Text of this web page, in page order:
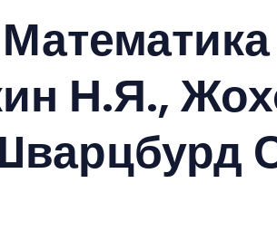
Н.Я.,